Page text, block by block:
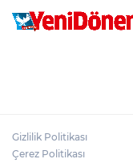
Gizlilik Politikası
Çerez Politikası